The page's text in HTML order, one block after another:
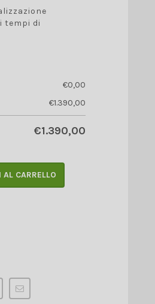
tempi di
€0,00
€1.390,00
€1.390,00
AL CARRELLO